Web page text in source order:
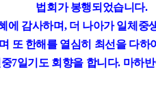
법회가 봉행되었습니다.
에 감사하며, 더 나아가 일체중
또 한해를 열심히 최선을 다하
7일기도 회향을 합니다. 마하